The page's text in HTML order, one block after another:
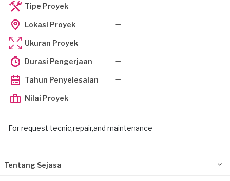
Tipe Proyek —
Lokasi Proyek —
Ukuran Proyek —
Durasi Pengerjaan —
Tahun Penyelesaian —
Nilai Proyek —
For request tecnic,repair,and maintenance
Tentang Sejasa